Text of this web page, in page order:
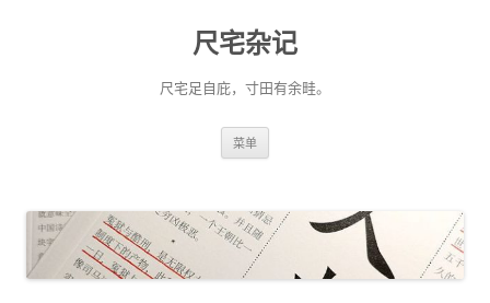
尺宅杂记
尺宅足自庇，寸田有余畦。
菜单